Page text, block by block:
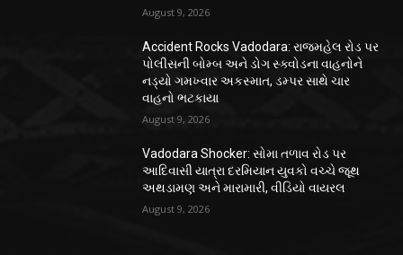
August 9, 2026
Accident Rocks Vadodara: રાજમહેલ રોડ પર
પોલીસની બોમ્બ અને ડોગ સ્ક્વોડના વાહનોને
નડ્યો ગમખ્વાર અકસ્માત, ડમ્પર સાથે ચાર
વાહનો ભટકાયા
August 9, 2026
Vadodara Shocker: સોમા તળાવ રોડ પર
આદિવાસી યાત્રા દરમિયાન યુવકો વચ્ચે જૂથ
અથડામણ અને મારામારી, વીડિયો વાયરલ
August 9, 2026